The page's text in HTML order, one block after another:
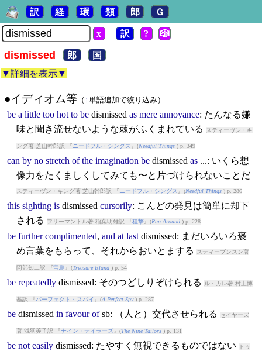
訳 経 環 類 郎 Ｇ
x 訳 ? 🎲
dismissed 郎
国
▼詳細を表示▼
●イディオム等（ ↑単語追加で絞り込み）
be a little too hot to be dismissed as mere annoyance: たんなる嫌
味と聞き流せないような棘がふくまれている
スティーヴン・キ
ング著 芝山幹郎訳 『 ニードフル・シングス 』(Needful Things) p. 349
can by no stretch of the imagination be dismissed as...: いくら想
像力をたくましくしてみても〜と片づけられないことだ
スティーヴン・キング著 芝山幹郎訳 『 ニードフル・シングス 』(Needful Things) p. 286
this sighting is dismissed cursorily: こんどの発見は簡単に却下
される
フリーマントル著 稲葉明雄訳 『狙撃』(Run Around) p. 228
be further complimented, and at last dismissed: まだいろいろ褒
め言葉をもらって、それからおいとまする
スティーブンスン著
阿部知二訳 『宝島 』(Treasure Island) p. 54
be repeatedly dismissed: そのつどしりぞけられる ル・カレ著 村上博
基訳 『パーフェクト・スパイ 』(A Perfect Spy) p. 287
be dismissed in favour ofsb: （人と）交代させられる セイヤーズ
著 浅羽莢子訳 『ナイン・テイラーズ』(The Nine Tailors) p. 131
be not easily dismissed: たやすく無視できるものではない トゥ